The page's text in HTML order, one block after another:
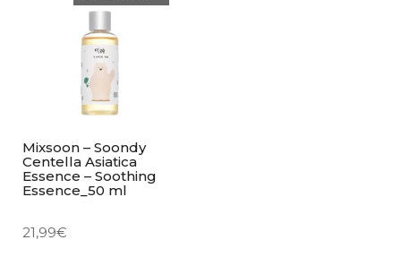
Mixsoon – Soondy
Centella Asiatica
Essence – Soothing
Essence_50 ml
21,99€